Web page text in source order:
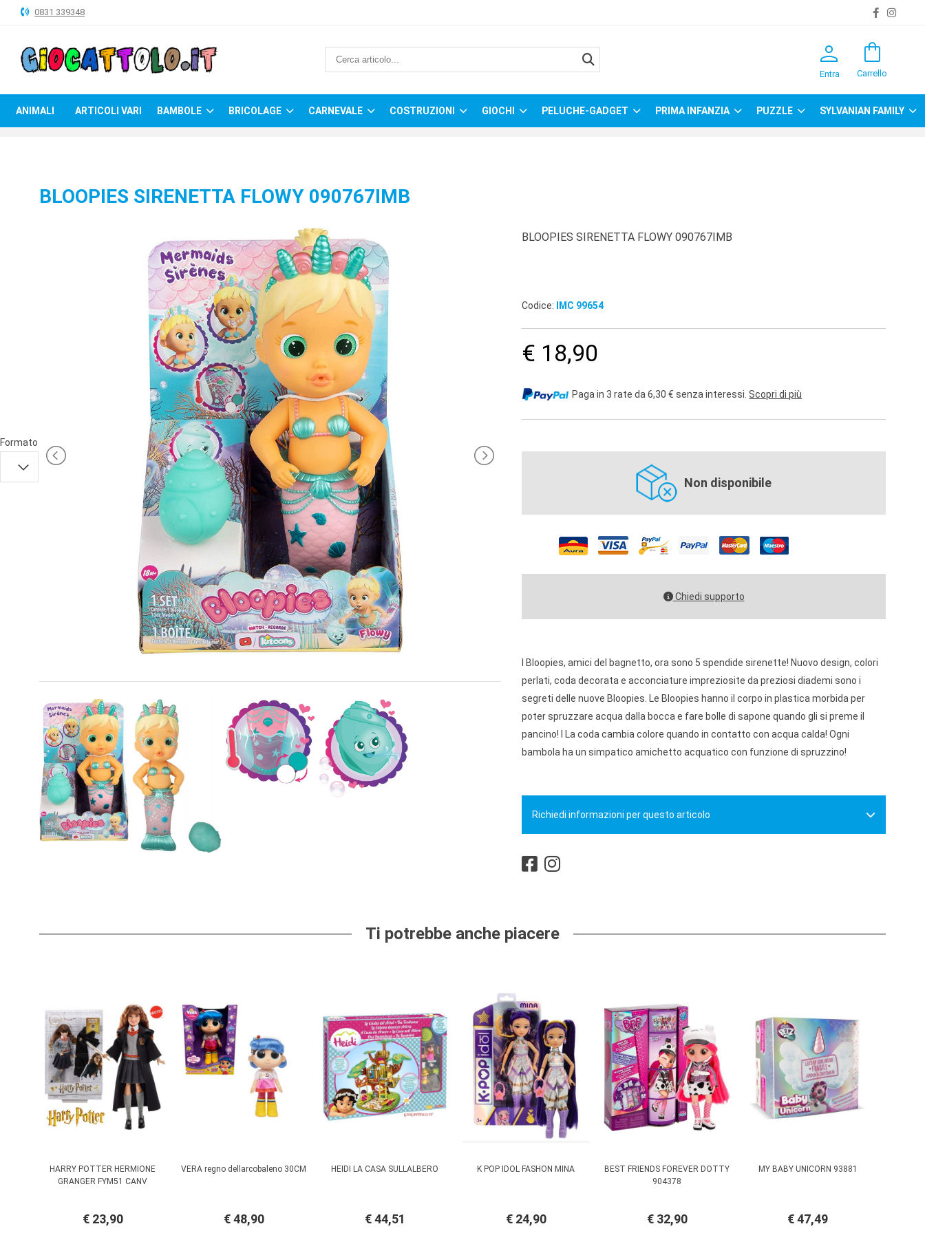
ANIMALI
BAMBOLE
BORSETTE
0831 339348
person
Entra
shopping_bag
Carrello
ANIMALI ARTICOLI VARI BAMBOLE BRICOLAGE CARNEVALE COSTRUZIONI GIOCHI PELUCHE-GADGET PRIMA INFANZIA PUZZLE SYLVANIAN FAMILY
BLOOPIES SIRENETTA FLOWY 090767IMB
BLOOPIES SIRENETTA FLOWY 090767IMB
Codice: IMC 99654
€ 18,90
Paga in 3 rate da 6,30 € senza interessi.Scopri di più
Formato
Non disponibile
Chiedi supporto
I Bloopies, amici del bagnetto, ora sono 5 spendide sirenette! Nuovo design, colori
perlati, coda decorata e acconciature impreziosite da preziosi diademi sono i
segreti delle nuove Bloopies. Le Bloopies hanno il corpo in plastica morbida per
poter spruzzare acqua dalla bocca e fare bolle di sapone quando gli si preme il
pancino! I La coda cambia colore quando in contatto con acqua calda! Ogni
bambola ha un simpatico amichetto acquatico con funzione di spruzzino!
Richiedi informazioni per questo articolo
Ti potrebbe anche piacere
HARRY POTTER HERMIONE
GRANGER FYM51 CANV
€ 23,90
VERA regno dellarcobaleno 30CM
€ 48,90
HEIDI LA CASA SULLALBERO
€ 44,51
K POP IDOL FASHON MINA
€ 24,90
BEST FRIENDS FOREVER DOTTY
904378
€ 32,90
MY BABY UNICORN 93881
€ 47,49